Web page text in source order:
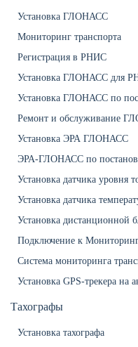
Установка ГЛОНАСС
Мониторинг транспорта
Регистрация в РНИС
Установка ГЛОНАСС для
Установка ГЛОНАСС по
Ремонт и обслуживание
Установка ЭРА ГЛОНАСС
ЭРА-ГЛОНАСС по
Установка датчика уровня
Установка датчика
Установка дистанционной
Подключение к
Система мониторинга
Установка GPS-трекера на
Тахографы
Установка тахографа